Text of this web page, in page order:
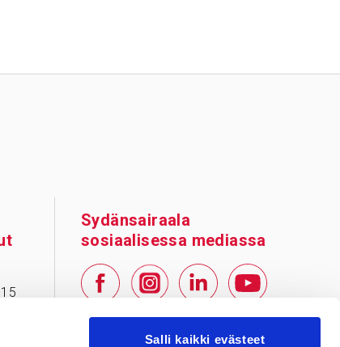
Salli kaikki evästeet
Sydänsairaala
sosiaalisessa mediassa